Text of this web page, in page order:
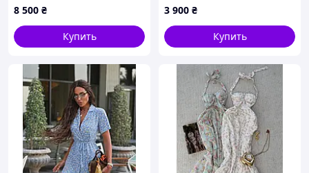
8 500 ₴
Купить
стиле с V-образным
вырезом, цветочным
принтом в стиле пэчворк и
3 900 ₴
Купить